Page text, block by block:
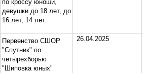
по кроссу юноши,
девушки до 18 лет, до
16 лет, 14 лет.
Первенство СШОР
"Спутник" по
четырехборью
"Шиповка юных"
26.04.2025